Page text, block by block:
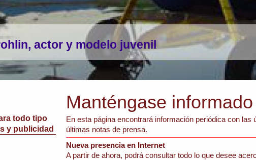
actor y modelo juvenil
Manténgase informado
En esta página encontrará información periódica con
últimas notas de prensa.
Nueva presencia en Internet
A partir de ahora, podrá consultar todo lo que desee
todo tipo
y publicidad